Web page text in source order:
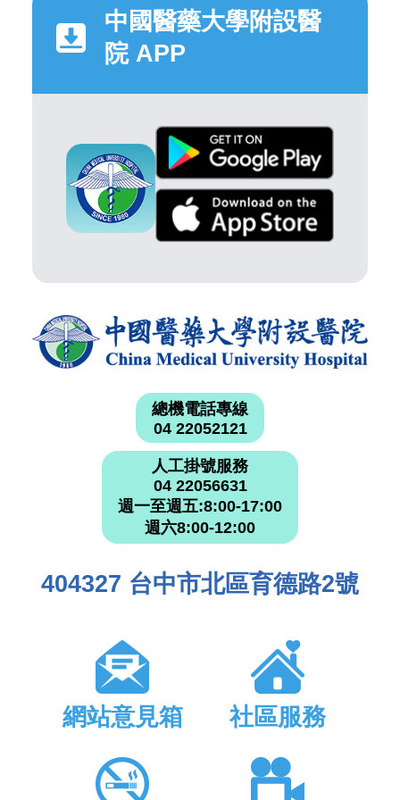
中國醫藥大學附設醫
院 APP
總機電話專線
04 22052121
人工掛號服務
04 22056631
週一至週五:8:00-17:00
週六8:00-12:00
404327 台中市北區育德路2號
網站意見箱 社區服務